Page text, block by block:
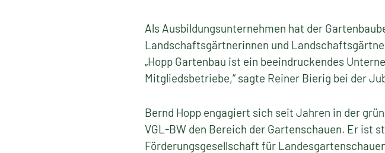
Als Ausbildungsunternehmen hat der
Landschaftsgärtnerinnen und
„Hopp Gartenbau ist ein beeindruckendes
Mitgliedsbetriebe,“ sagte Reiner Bierig bei der
Bernd Hopp engagiert sich seit Jahren in der
VGL-BW den Bereich der Gartenschauen. Er ist
Förderungsgesellschaft für